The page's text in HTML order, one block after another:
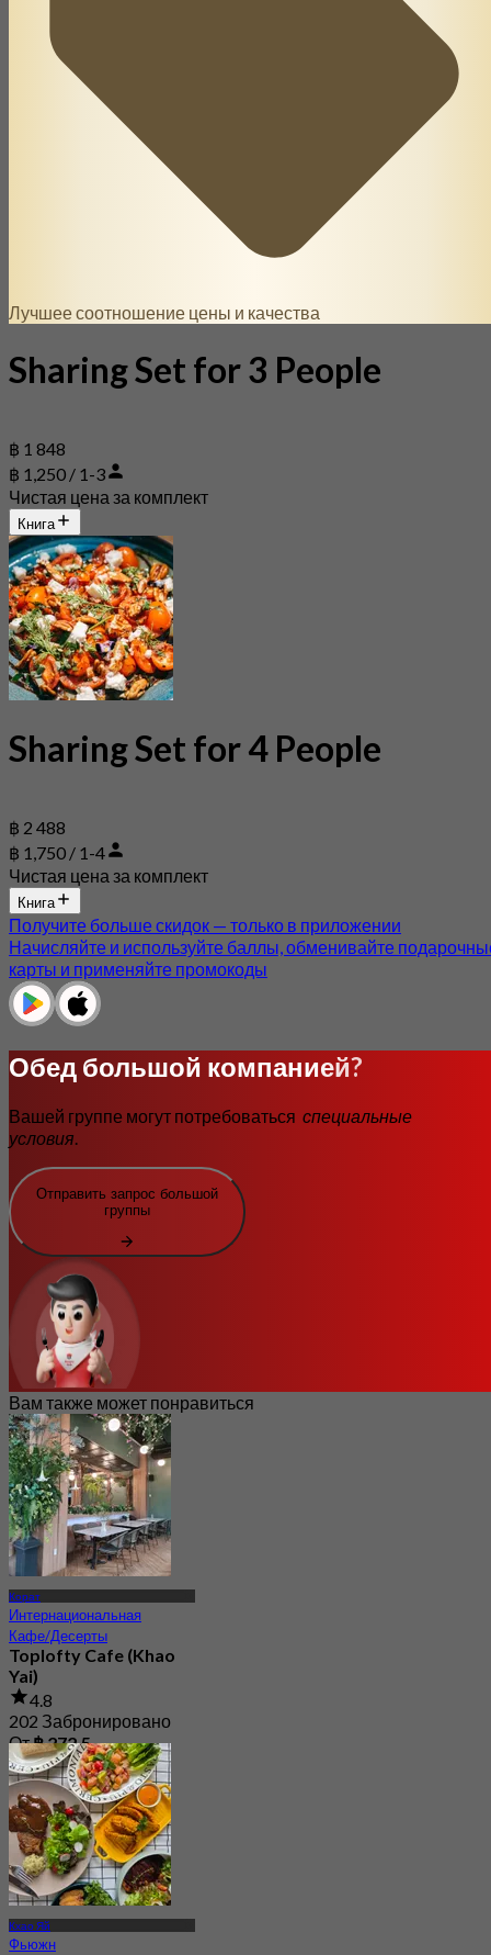
Лучшее соотношение цены и качества
Sharing Set for 3 People
฿ 1 848
฿ 1,250 / 1-3
Чистая цена за комплект
Книга
Sharing Set for 4 People
฿ 2 488
฿ 1,750 / 1-4
Чистая цена за комплект
Книга
Получите больше скидок — только в приложении
Начисляйте и используйте баллы, обменивайте
карты и применяйте промокоды
Обед большой компанией?
Вашей группе могут потребоваться специальные
условия.
Отправить запрос большой
группы
Вам также может понравиться
Корат
Интернациональная
Кафе/Десерты
Toplofty Cafe (Khao
Yai)
4.8
202 Забронировано
От฿ 272.5
Кхао Яй
Фьюжн